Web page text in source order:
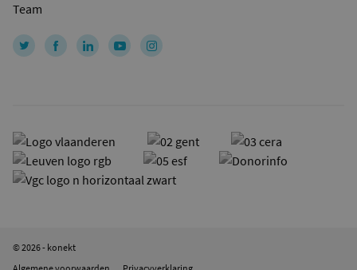
Team
© 2026 - konekt